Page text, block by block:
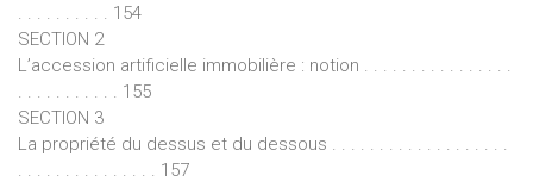
. . . . . . . . . . 154
SECTION 2
L’accession artificielle immobilière : notion . . . . . . . . . . . . . . . .
. . . . . . . . . . . 155
SECTION 3
La propriété du dessus et du dessous . . . . . . . . . . . . . . . . . . .
. . . . . . . . . . . . . . . 157